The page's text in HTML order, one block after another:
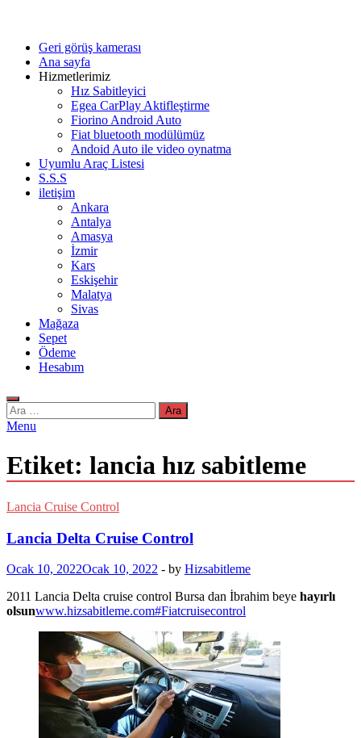
contentGeri görüş kamerası
Ana sayfa
Hizmetlerimiz
Hız Sabitleyici
Egea CarPlay Aktifleştirme
Fiorino Android Auto
Fiat bluetooth modülümüz
Andoid Auto ile video oynatma
Uyumlu Araç Listesi
S.S.S
iletişim
Ankara
Antalya
Amasya
İzmir
Kars
Eskişehir
Malatya
Sivas
Mağaza
Sepet
Ödeme
Hesabım
Arama:
Menu
Etiket: lancia hız sabitleme
Lancia Cruise Control
Lancia Delta Cruise Control
Ocak 10, 2022Ocak 10, 2022 - by Hizsabitleme
2011 Lancia Delta cruise control Bursa dan İbrahim beye hayırlı
olsunwww.hizsabitleme.com#Fiatcruisecontrol